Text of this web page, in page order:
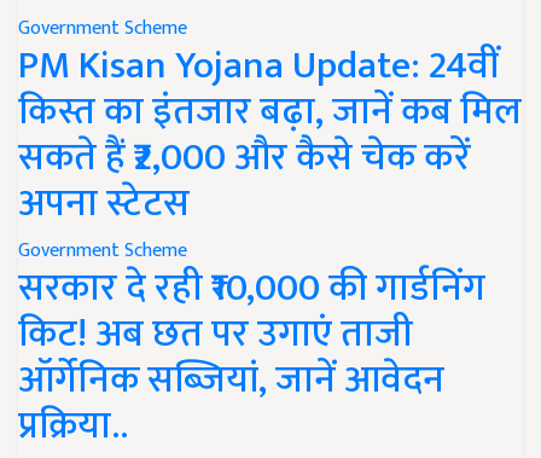
Government Scheme
PM Kisan Yojana Update: 24वीं
किस्त का इंतजार बढ़ा, जानें कब मिल
सकते हैं ₹2,000 और कैसे चेक करें
अपना स्टेटस
Government Scheme
सरकार दे रही ₹10,000 की गार्डनिंग
किट! अब छत पर उगाएं ताजी
ऑर्गेनिक सब्जियां, जानें आवेदन
प्रक्रिया..